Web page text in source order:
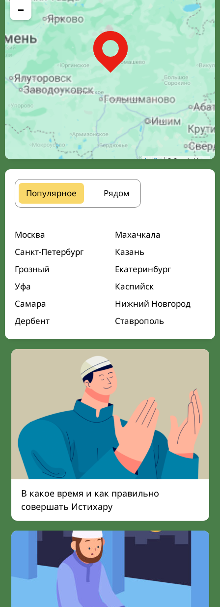
−
Leaflet| © Google Maps
Популярное Рядом
Москва
Махачкала
Санкт-Петербург
Казань
Грозный
Екатеринбург
Уфа
Каспийск
Самара
Нижний Новгород
Дербент
Ставрополь
В какое время и как правильно
совершать Истихару